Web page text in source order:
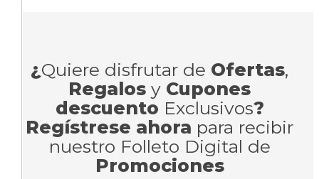
¿Quiere disfrutar de Ofertas,
Regalos y Cupones
descuento Exclusivos?
Regístrese ahora para recibir
nuestro Folleto Digital de
Promociones